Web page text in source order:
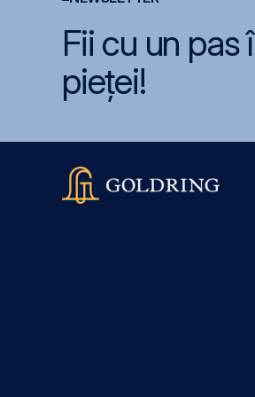
Fii cu un pas
pieței!